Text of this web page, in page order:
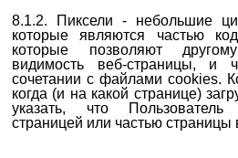
8.1.2. Пиксели - небольшие
которые являются частью
которые позволяют
видимость веб-страницы, и
сочетании с файлами cookies.
когда (и на какой странице)
указать, что Пользователь
страницей или частью страницы